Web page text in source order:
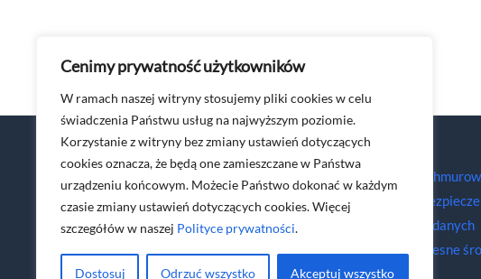
Cenimy prywatność użytkowników
W ramach naszej witryny stosujemy pliki cookies w celu
świadczenia Państwu usług na najwyższym poziomie.
Korzystanie z witryny bez zmiany ustawień dotyczących
cookies oznacza, że będą one zamieszczane w Państwa
urządzeniu końcowym. Możecie Państwo dokonać w każdym
czasie zmiany ustawień dotyczących cookies. Więcej
szczegółów w naszej Polityce prywatności.
Dostosuj Odrzuć wszystko Akceptuj wszystko
All4Cloud
O nas
Zostań Partnerem
Polityka prywatności
Kontakt
Usługi
Analiza danych
Nowoczesne